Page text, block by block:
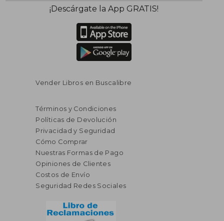
¡Descárgate la App GRATIS!
Vender Libros en Buscalibre
Términos y Condiciones
Políticas de Devolución
Privacidad y Seguridad
Cómo Comprar
Nuestras Formas de Pago
Opiniones de Clientes
Costos de Envío
Seguridad Redes Sociales